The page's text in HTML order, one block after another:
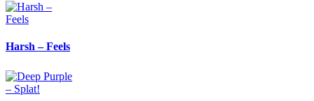
Harsh – Feels